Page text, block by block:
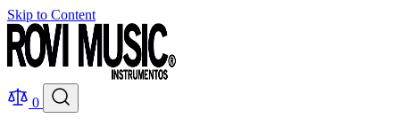
Skip to Content
0